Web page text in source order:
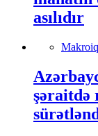
asılıdır
şəraitdə